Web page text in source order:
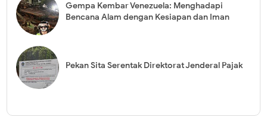
Gempa Kembar Venezuela: Menghadapi
Bencana Alam dengan Kesiapan dan Iman
Pekan Sita Serentak Direktorat Jenderal Pajak